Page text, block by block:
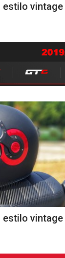
estilo vintage
estilo vintage